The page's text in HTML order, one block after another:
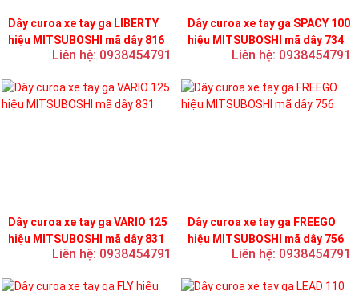
Dây curoa xe tay ga LIBERTY
hiệu MITSUBOSHI mã dây 816
Liên hệ: 0938454791
Dây curoa xe tay ga SPACY 100
hiệu MITSUBOSHI mã dây 734
Liên hệ: 0938454791
Dây curoa xe tay ga VARIO 125
hiệu MITSUBOSHI mã dây 831
Liên hệ: 0938454791
Dây curoa xe tay ga FREEGO
hiệu MITSUBOSHI mã dây 756
Liên hệ: 0938454791